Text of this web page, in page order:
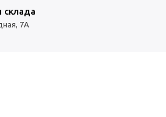
склада
7А